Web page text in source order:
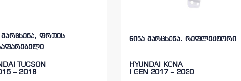
მარცხენა, ფრთის
TUCSON
– 2018
წინა მარცხენა, რეფლექტორი
HYUNDAI KONA
I GEN 2017 – 2020